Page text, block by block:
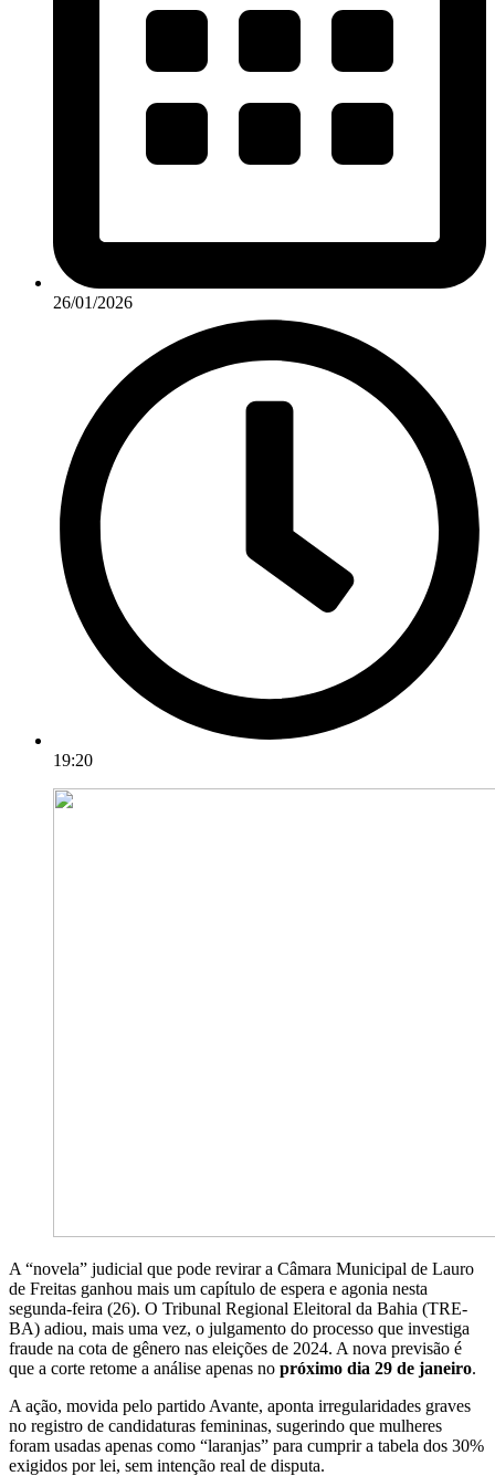
26/01/2026
19:20
A “novela” judicial que pode revirar a Câmara Municipal de Lauro
de Freitas ganhou mais um capítulo de espera e agonia nesta
segunda-feira (26). O Tribunal Regional Eleitoral da Bahia (TRE-
BA) adiou, mais uma vez, o julgamento do processo que investiga
fraude na cota de gênero nas eleições de 2024. A nova previsão é
que a corte retome a análise apenas no próximo dia 29 de janeiro.
A ação, movida pelo partido Avante, aponta irregularidades graves
no registro de candidaturas femininas, sugerindo que mulheres
foram usadas apenas como “laranjas” para cumprir a tabela dos 30%
exigidos por lei, sem intenção real de disputa.